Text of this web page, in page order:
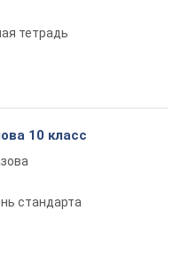
тетрадь
10 класс
стандарта